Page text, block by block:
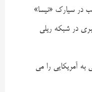
در سیارک «نیسا»
در شبکه ریلی
آمریکایی را می